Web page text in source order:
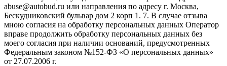
abuse@autobud.ru или направления по адресу г. Москва,
Бескудниковский бульвар дом 2 корп 1. 7. В случае отзыва
мною согласия на обработку персональных данных Оператор
вправе продолжить обработку персональных данных без
моего согласия при наличии оснований, предусмотренных
Федеральным законом №152-ФЗ «О персональных данных»
от 27.07.2006 г.